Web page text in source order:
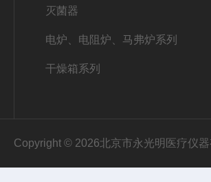
灭菌器
电炉、电阻炉、马弗炉系列
干燥箱系列
Copyright © 2026北京市永光明医疗仪